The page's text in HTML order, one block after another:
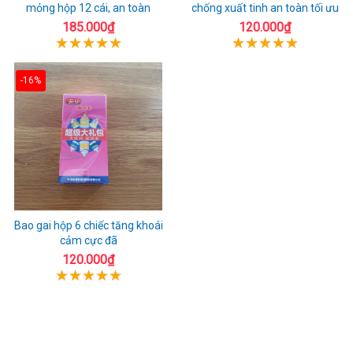
mỏng hộp 12 cái, an toàn
185.000₫
chống xuất tinh an toàn tối ưu
120.000₫
-16%
Bao gai hộp 6 chiếc tăng khoái
cảm cực đã
120.000₫